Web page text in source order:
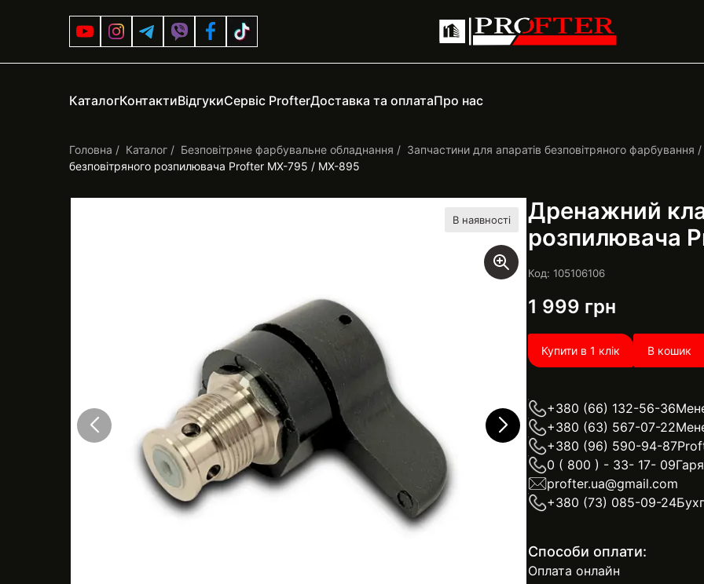
КаталогКонтактиВідгукиСервіс ProfterДоставка та оплатаПро нас
Головна Каталог Безповітряне фарбувальне обладнання Запчастини для апаратів безповітряного фарбування
безповітряного розпилювача Profter MX-795 / MX-895
В наявності
Дренажний
розпилювача
Код: 105106106
1 999 грн
Купити в 1 клік В кошик
+380 (66) 132-56-36
+380 (63) 567-07-22
+380 (96) 590-94-87
0 ( 800 ) - 33- 17- 09
profter.ua@gmail.com
+380 (73) 085-09-24
Способи оплати:
Оплата онлайн